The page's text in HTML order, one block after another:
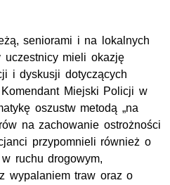
seniorami i na lokalnych
uczestnicy mieli okazję
i dyskusji dotyczących
Miejski Policji w
oszustw metodą „na
na zachowanie ostrożności
przypomnieli również o
ruchu drogowym,
wypalaniem traw oraz o